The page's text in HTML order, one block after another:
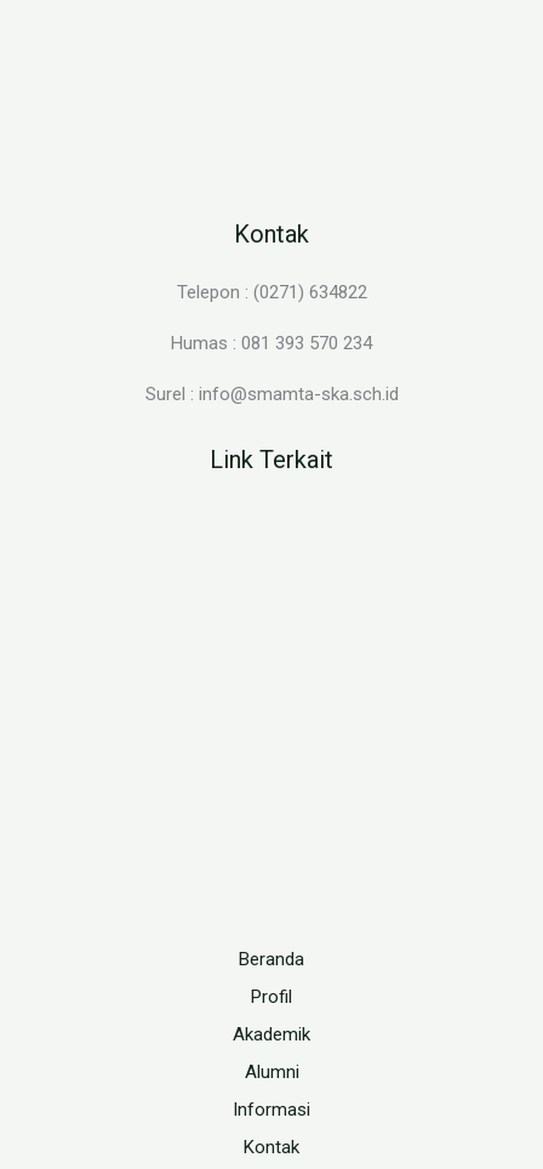
Kontak
Telepon : (0271) 634822
Humas : 081 393 570 234
Surel : info@smamta-ska.sch.id
Link Terkait
Beranda
Profil
Akademik
Alumni
Informasi
Kontak